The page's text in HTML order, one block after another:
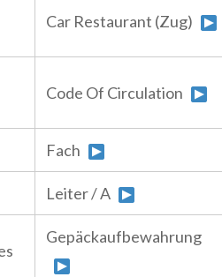
Car Restaurant (Zug)
Code Of Circulation
Fach
Leiter / A
Gepäckaufbewahrung